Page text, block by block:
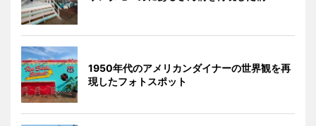
1950年代のアメリカンダイナーの世界観を再
現したフォトスポット